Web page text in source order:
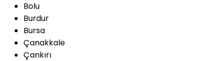
Bolu
Burdur
Bursa
Çanakkale
Çankırı